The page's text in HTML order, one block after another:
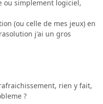
ou simplement logiciel,
(ou celle de mes jeux) en
j'ai un gros
rien y fait,
?